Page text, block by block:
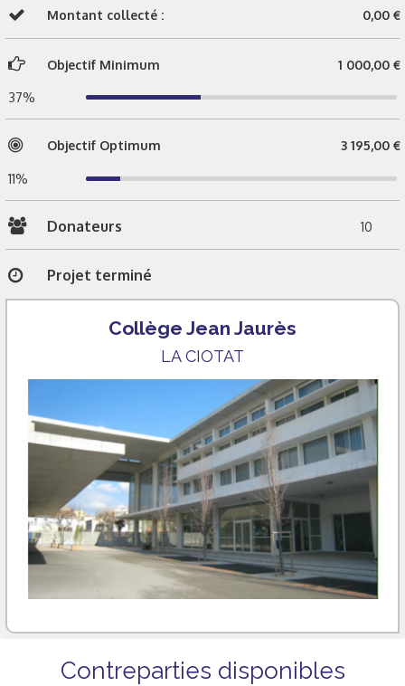
Montant collecté : 0,00 €
Objectif Minimum 1 000,00 €
37%
Objectif Optimum 3 195,00 €
11%
Donateurs 10
Projet terminé
Collège Jean Jaurès
LA CIOTAT
Contreparties disponibles